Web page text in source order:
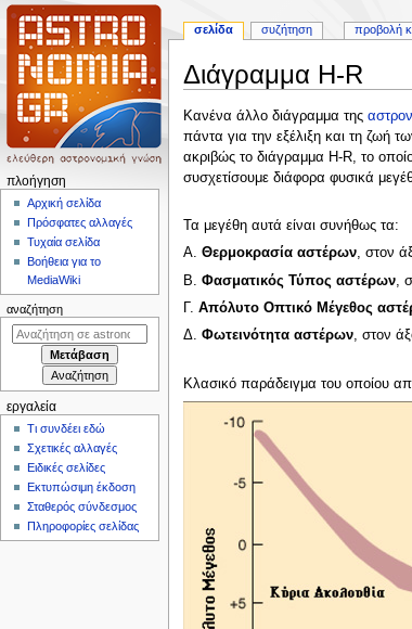
Διάγραμμα H-R
Πήδηση
στην
πλοήγηση
Πήδηση
στην
αναζήτηση
Κανένα άλλο διάγραμμα της
πάντα για την εξέλιξη και τη ζωή
ακριβώς το διάγραμμα H-R, το
συσχετίσουμε διάφορα φυσικά
Τα μεγέθη αυτά είναι συνήθως τα:
Α. Θερμοκρασία αστέρων, στον
Β. Φασματικός Τύπος αστέρων,
Γ. Απόλυτο Οπτικό Μέγεθος
Δ. Φωτεινότητα αστέρων, στον
Κλασικό παράδειγμα του οποίου
Μ
π
γ
η
σελίδα συζήτηση προβολή
πλοήγηση
Αρχική σελίδα
Πρόσφατες αλλαγές
Τυχαία σελίδα
Βοήθεια για το
MediaWiki
αναζήτηση
εργαλεία
Τι συνδέει εδώ
Σχετικές αλλαγές
Ειδικές σελίδες
Εκτυπώσιμη έκδοση
Σταθερός σύνδεσμος
Πληροφορίες σελίδας